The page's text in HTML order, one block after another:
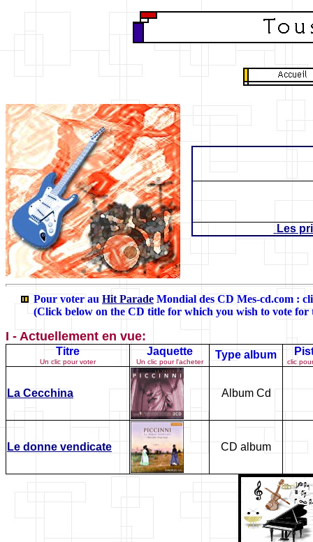
Les
Pour voter au Hit Parade Mondial des CD Mes-cd.com :
(Click below on the CD title for which you wish to vote
I - Actuellement en vue:
Titre
Un clic pour voter
Jaquette
Un clic pour l'acheter
Type album
clic
La Cecchina Album Cd
Le donne vendicate CD album